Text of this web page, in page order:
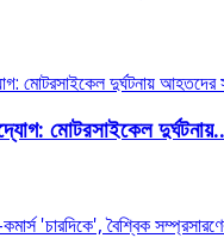
মোটরসাইকেল